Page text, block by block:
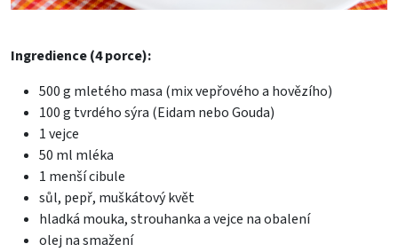
Ingredience (4 porce):
500 g mletého masa (mix vepřového a hovězího)
100 g tvrdého sýra (Eidam nebo Gouda)
1 vejce
50 ml mléka
1 menší cibule
sůl, pepř, muškátový květ
hladká mouka, strouhanka a vejce na obalení
olej na smažení